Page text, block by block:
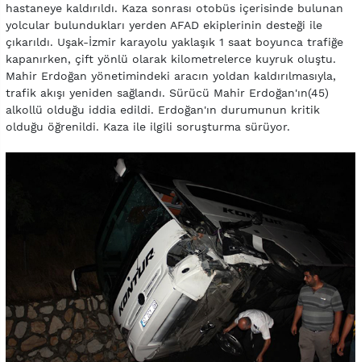
hastaneye kaldırıldı. Kaza sonrası otobüs içerisinde bulunan
yolcular bulundukları yerden AFAD ekiplerinin desteği ile
çıkarıldı. Uşak-İzmir karayolu yaklaşık 1 saat boyunca trafiğe
kapanırken, çift yönlü olarak kilometrelerce kuyruk oluştu.
Mahir Erdoğan yönetimindeki aracın yoldan kaldırılmasıyla,
trafik akışı yeniden sağlandı. Sürücü Mahir Erdoğan'ın(45)
alkollü olduğu iddia edildi. Erdoğan'ın durumunun kritik
olduğu öğrenildi. Kaza ile ilgili soruşturma sürüyor.